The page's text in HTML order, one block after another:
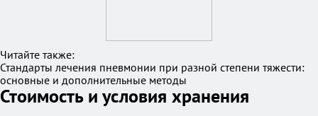
Читайте также:
Стандарты лечения пневмонии при разной степени тяжести:
основные и дополнительные методы
Стоимость и условия хранения